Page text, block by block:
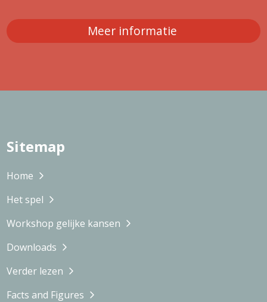
Meer informatie
Sitemap
Home
Het spel
Workshop gelijke kansen
Downloads
Verder lezen
Facts and Figures